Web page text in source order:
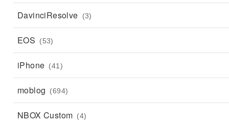
DavinciResolve (3)
EOS (53)
iPhone (41)
moblog (694)
NBOX Custom (4)